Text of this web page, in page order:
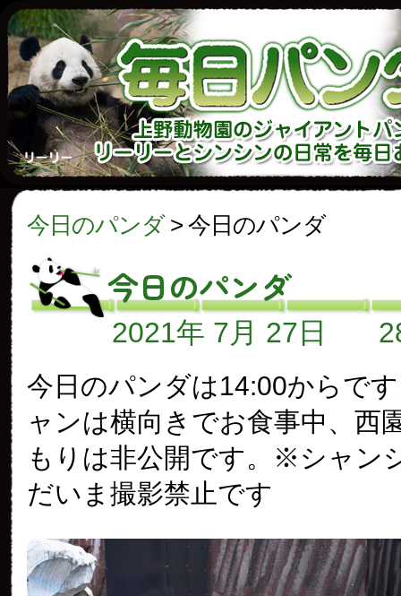
今日のパンダ> 今日のパンダ
今日のパンダ
2021年 7月 27日
今日のパンダは14:00からで
ャンは横向きでお食事中、西
もりは非公開です。※シャン
だいま撮影禁止です